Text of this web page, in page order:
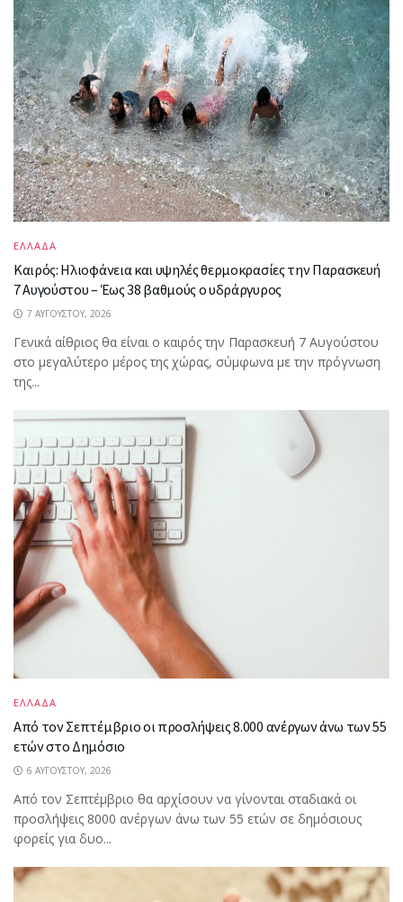
ΕΛΛΑΔΑ
Καιρός: Ηλιοφάνεια και υψηλές θερμοκρασίες την Παρασκευή
7 Αυγούστου – Έως 38 βαθμούς ο υδράργυρος
7 ΑΥΓΟΎΣΤΟΥ, 2026
Γενικά αίθριος θα είναι ο καιρός την Παρασκευή 7 Αυγούστου
στο μεγαλύτερο μέρος της χώρας, σύμφωνα με την πρόγνωση
της...
ΕΛΛΑΔΑ
Από τον Σεπτέμβριο οι προσλήψεις 8.000 ανέργων άνω των 55
ετών στο Δημόσιο
6 ΑΥΓΟΎΣΤΟΥ, 2026
Από τον Σεπτέμβριο θα αρχίσουν να γίνονται σταδιακά οι
προσλήψεις 8000 ανέργων άνω των 55 ετών σε δημόσιους
φορείς για δυο...